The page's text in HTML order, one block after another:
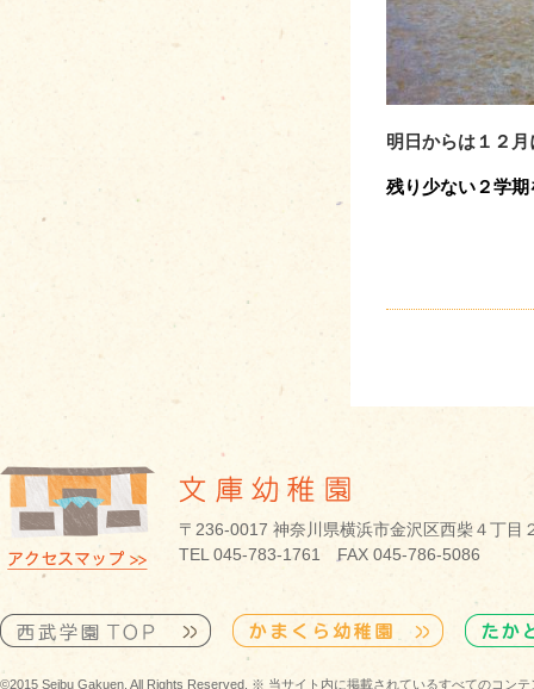
明日からは１２
残り少ない２学
〒236-0017 神奈川県横浜市金沢区西柴４丁
TEL 045-783-1761 FAX 045-786-5086
©2015 Seibu Gakuen. All Rights Reserved. ※ 当サイト内に掲載されているすべてのコン